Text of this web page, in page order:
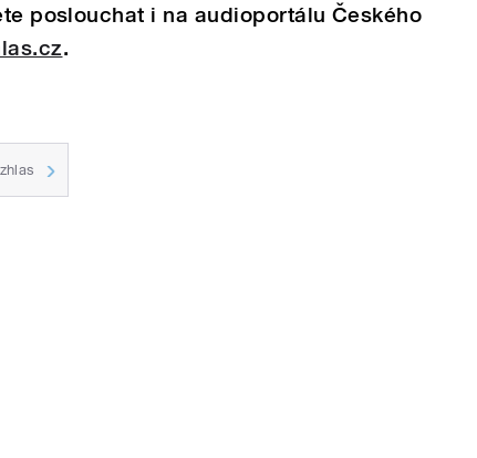
poslouchat i na audioportálu Českého
.